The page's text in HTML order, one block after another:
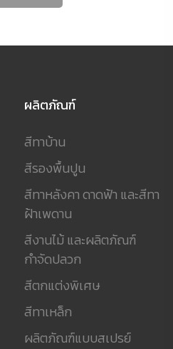
ผลิตภัณฑ์
สีทาบ้าน
สีรองพื้นปูน
สีทาหลังคา ดาดฟ้า และสีทา
ฝ้าเพดาน
สีงานไม้ และผลิตภัณฑ์
กำจัดปลวก
สีตกแต่งพิเศษ
สีทาเหล็ก
ผลิตภัณฑ์แบบสเปรย์